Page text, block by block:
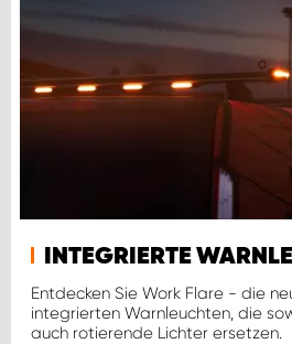
INTEGRIERTE
Entdecken Sie Work Flare - die
integrierten Warnleuchten, die
auch rotierende Lichter ersetzen.